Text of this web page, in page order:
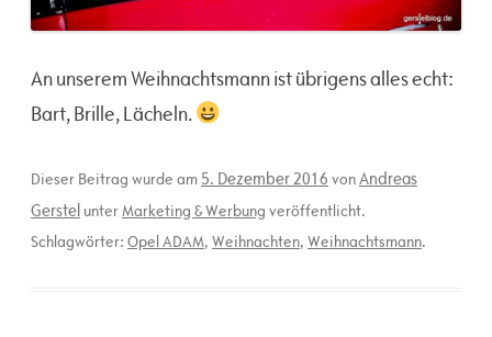
An unserem Weihnachtsmann ist übrigens alles echt:
Bart, Brille, Lächeln.
Dieser Beitrag wurde am 5. Dezember 2016 vonAndreas
Gerstel unter Marketing & Werbung veröffentlicht.
Schlagwörter: Opel ADAM, Weihnachten, Weihnachtsmann.